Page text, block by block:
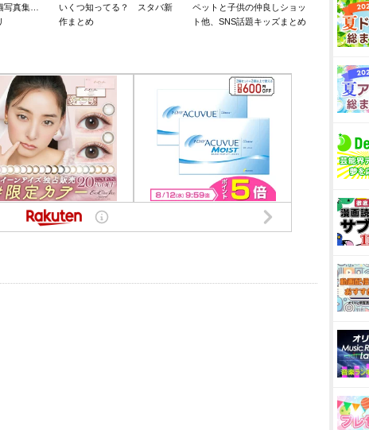
写真集…
いくつ知ってる？ スタバ新
作まとめ
ペットと子供の仲良しショッ
ト他、SNS話題キッズまとめ